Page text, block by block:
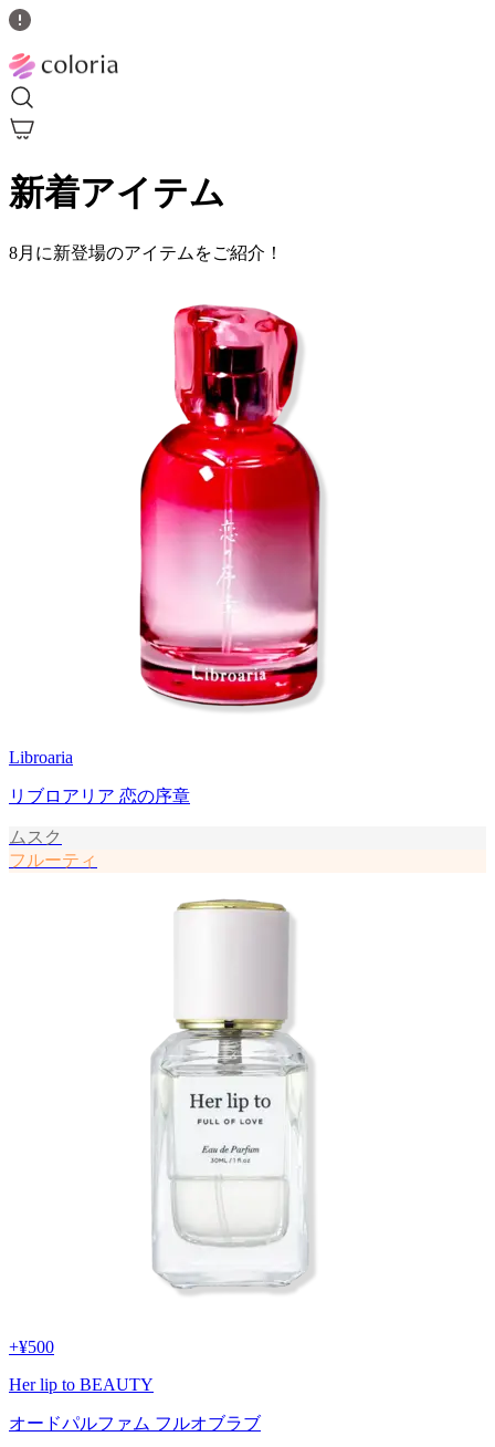
新着アイテム
8月に新登場のアイテムをご紹介！
Libroaria
リブロアリア 恋の序章
ムスク
フルーティ
+¥500
Her lip to BEAUTY
オードパルファム フルオブラブ